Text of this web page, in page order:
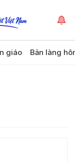
giáo Bản làng